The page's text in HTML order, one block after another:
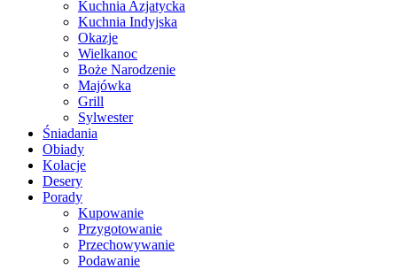
Kuchnia Azjatycka
Kuchnia Indyjska
Okazje
Wielkanoc
Boże Narodzenie
Majówka
Grill
Sylwester
Śniadania
Obiady
Kolacje
Desery
Porady
Kupowanie
Przygotowanie
Przechowywanie
Podawanie